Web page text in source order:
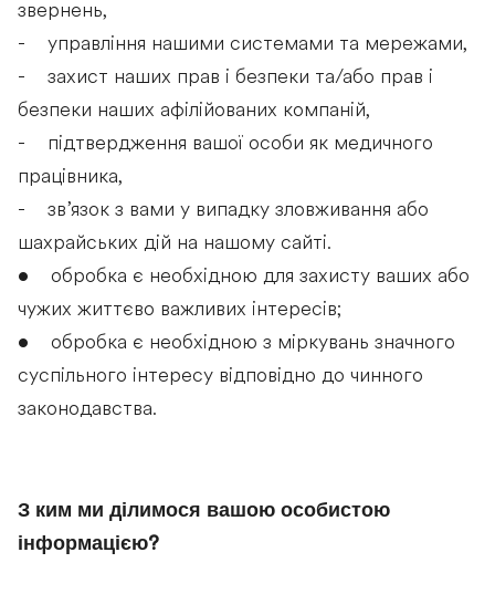
звернень,
- управління нашими системами та мережами,
- захист наших прав і безпеки та/або прав і
безпеки наших афілійованих компаній,
- підтвердження вашої особи як медичного
працівника,
- зв’язок з вами у випадку зловживання або
шахрайських дій на нашому сайті.
• обробка є необхідною для захисту ваших або
чужих життєво важливих інтересів;
• обробка є необхідною з міркувань значного
суспільного інтересу відповідно до чинного
законодавства.
З ким ми ділимося вашою особистою
інформацією?